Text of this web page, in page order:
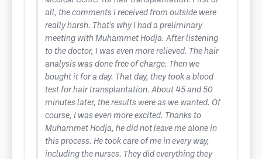
all, the comments I received from outside were
really harsh. That's why I had a preliminary
meeting with Muhammet Hodja. After listening
to the doctor, I was even more relieved. The hair
analysis was done free of charge. Then we
bought it for a day. That day, they took a blood
test for hair transplantation. About 45 and 50
minutes later, the results were as we wanted. Of
course, I was even more excited. Thanks to
Muhammet Hodja, he did not leave me alone in
this process. He took care of me in every way,
including the nurses. They did everything they